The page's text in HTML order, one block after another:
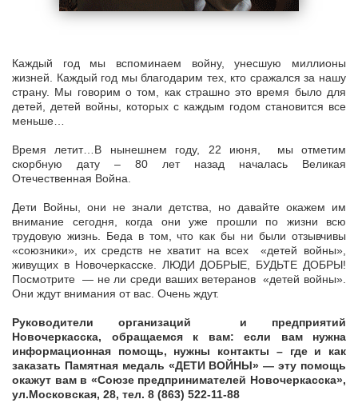
Каждый год мы вспоминаем войну, унесшую миллионы
жизней. Каждый год мы благодарим тех, кто сражался за нашу
страну. Мы говорим о том, как страшно это время было для
детей, детей войны, которых с каждым годом становится все
меньше…
Время летит…В нынешнем году, 22 июня, мы отметим
скорбную дату – 80 лет назад началась Великая
Отечественная Война.
Дети Войны, они не знали детства, но давайте окажем им
внимание сегодня, когда они уже прошли по жизни всю
трудовую жизнь. Беда в том, что как бы ни были отзывчивы
«союзники», их средств не хватит на всех «детей войны»,
живущих в Новочеркасске. ЛЮДИ ДОБРЫЕ, БУДЬТЕ ДОБРЫ!
Посмотрите — не ли среди ваших ветеранов «детей войны».
Они ждут внимания от вас. Очень ждут.
Руководители организаций и предприятий
Новочеркасска, обращаемся к вам: если вам нужна
информационная помощь, нужны контакты – где и как
заказать Памятная медаль «ДЕТИ ВОЙНЫ» — эту помощь
окажут вам в «Союзе предпринимателей Новочеркасска»,
ул.Московская, 28, тел. 8 (863) 522-11-88